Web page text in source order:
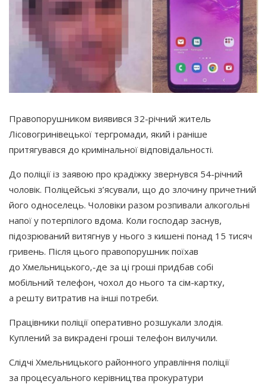
Правопорушником виявився 32-річний житель
Лісовогринівецької тергромади, який і раніше
притягувався до кримінальної відповідальності.
До поліції із заявою про крадіжку звернувся 54-річний
чоловік. Поліцейські з’ясували, що до злочину причетний
його односелець. Чоловіки разом розпивали алкогольні
напої у потерпілого вдома. Коли господар заснув,
підозрюваний витягнув у нього з кишені понад 15 тисяч
гривень. Після цього правопорушник поїхав
до Хмельницького,-де за ці гроші придбав собі
мобільний телефон, чохол до нього та сім-картку,
а решту витратив на інші потреби.
Працівники поліції оперативно розшукали злодія.
Куплений за викрадені гроші телефон вилучили.
Слідчі Хмельницького районного управління поліції
за процесуального керівництва прокуратури